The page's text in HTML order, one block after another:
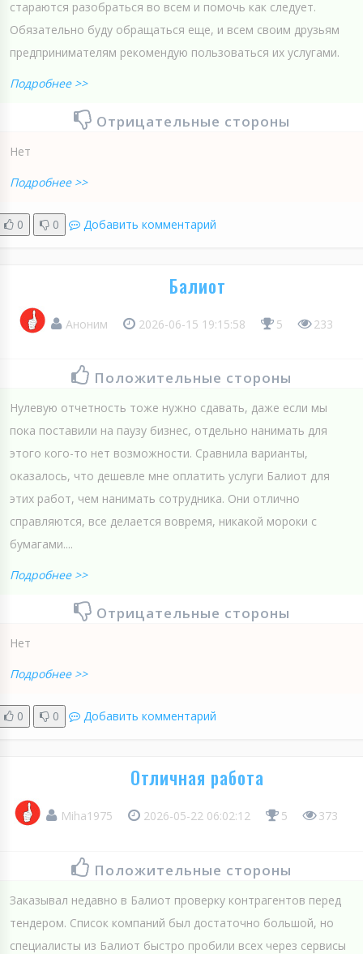
стараются разобраться во всем и помочь как следует.
Обязательно буду обращаться еще, и всем своим друзьям
предпринимателям рекомендую пользоваться их услугами.
Подробнее >>
Отрицательные стороны
Нет
Подробнее >>
0 0 Добавить комментарий
Балиот
Аноним 2026-06-15 19:15:58 5 233
Положительные стороны
Нулевую отчетность тоже нужно сдавать, даже если мы
пока поставили на паузу бизнес, отдельно нанимать для
этого кого-то нет возможности. Сравнила варианты,
оказалось, что дешевле мне оплатить услуги Балиот для
этих работ, чем нанимать сотрудника. Они отлично
справляются, все делается вовремя, никакой мороки с
бумагами....
Подробнее >>
Отрицательные стороны
Нет
Подробнее >>
0 0 Добавить комментарий
Отличная работа
Miha1975 2026-05-22 06:02:12 5 373
Положительные стороны
Заказывал недавно в Балиот проверку контрагентов перед
тендером. Список компаний был достаточно большой, но
специалисты из Балиот быстро пробили всех через сервисы